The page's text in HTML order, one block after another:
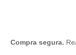
Compra segura.